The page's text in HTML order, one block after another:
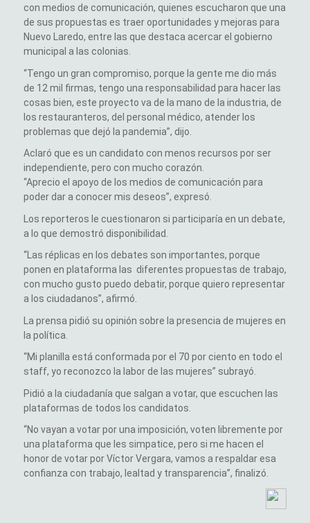
con medios de comunicación, quienes escucharon que una
de sus propuestas es traer oportunidades y mejoras para
Nuevo Laredo, entre las que destaca acercar el gobierno
municipal a las colonias.
“Tengo un gran compromiso, porque la gente me dio más
de 12 mil firmas, tengo una responsabilidad para hacer las
cosas bien, este proyecto va de la mano de la industria, de
los restauranteros, del personal médico, atender los
problemas que dejó la pandemia”, dijo.
Aclaró que es un candidato con menos recursos por ser
independiente, pero con mucho corazón.
“Aprecio el apoyo de los medios de comunicación para
poder dar a conocer mis deseos”, expresó.
Los reporteros le cuestionaron si participaría en un debate,
a lo que demostró disponibilidad.
“Las réplicas en los debates son importantes, porque
ponen en plataforma las diferentes propuestas de trabajo,
con mucho gusto puedo debatir, porque quiero representar
a los ciudadanos”, afirmó.
La prensa pidió su opinión sobre la presencia de mujeres en
la política.
“Mi planilla está conformada por el 70 por ciento en todo el
staff, yo reconozco la labor de las mujeres” subrayó.
Pidió a la ciudadanía que salgan a votar, que escuchen las
plataformas de todos los candidatos.
“No vayan a votar por una imposición, voten libremente por
una plataforma que les simpatice, pero si me hacen el
honor de votar por Víctor Vergara, vamos a respaldar esa
confianza con trabajo, lealtad y transparencia”, finalizó.